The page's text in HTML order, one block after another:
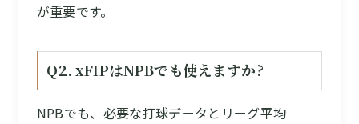
が重要です。
Q2. xFIPはNPBでも使えますか?
NPBでも、必要な打球データとリーグ平均